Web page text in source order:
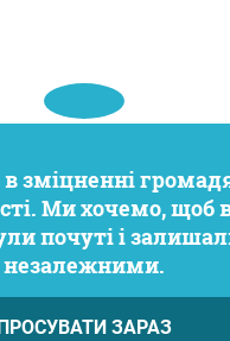
Ми хочемо, щоб
почуті і
незалежними.
ПРОСУВАТИ ЗАРАЗ